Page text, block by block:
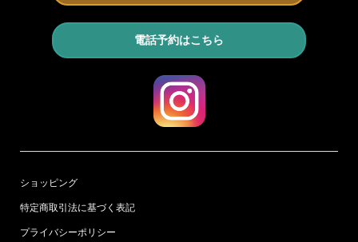
電話予約はこちら
ショッピング
特定商取引法に基づく表記
プライバシーポリシー